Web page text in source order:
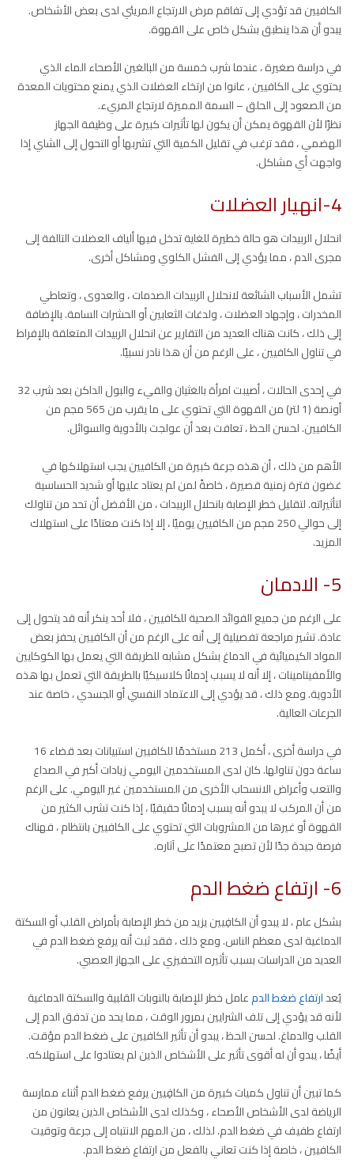
الكافيين قد تؤدي إلى تفاقم مرض الارتجاع المريئي لدى بعض الأشخاص.
يبدو أن هذا ينطبق بشكل خاص على القهوة.
في دراسة صغيرة ، عندما شرب خمسة من البالغين الأصحاء الماء الذي
يحتوي على الكافيين ، عانوا من ارتخاء العضلات الذي يمنع محتويات المعدة
من الصعود إلى الحلق – السمة المميزة لارتجاع المريء.
نظرًا لأن القهوة يمكن أن يكون لها تأثيرات كبيرة على وظيفة الجهاز
الهضمي ، فقد ترغب في تقليل الكمية التي تشربها أو التحول إلى الشاي إذا
واجهت أي مشاكل.
4-انهيار العضلات
انحلال الربيدات هو حالة خطيرة للغاية تدخل فيها ألياف العضلات التالفة إلى
مجرى الدم ، مما يؤدي إلى الفشل الكلوي ومشاكل أخرى.
تشمل الأسباب الشائعة لانحلال الربيدات الصدمات ، والعدوى ، وتعاطي
المخدرات ، وإجهاد العضلات ، ولدغات الثعابين أو الحشرات السامة. بالإضافة
إلى ذلك ، كانت هناك العديد من التقارير عن انحلال الربيدات المتعلقة بالإفراط
في تناول الكافيين ، على الرغم من أن هذا نادر نسبيًا.
في إحدى الحالات ، أصيبت امرأة بالغثيان والقيء والبول الداكن بعد شرب 32
أونصة (1 لتر) من القهوة التي تحتوي على ما يقرب من 565 مجم من
الكافيين. لحسن الحظ ، تعافت بعد أن عولجت بالأدوية والسوائل.
الأهم من ذلك ، أن هذه جرعة كبيرة من الكافيين يجب استهلاكها في
غضون فترة زمنية قصيرة ، خاصةً لمن لم يعتاد عليها أو شديد الحساسية
لتأثيراته. لتقليل خطر الإصابة بانحلال الربيدات ، من الأفضل أن تحد من تناولك
إلى حوالي 250 مجم من الكافيين يوميًا ، إلا إذا كنت معتادًا على استهلاك
المزيد.
5- الادمان
على الرغم من جميع الفوائد الصحية للكافيين ، فلا أحد ينكر أنه قد يتحول إلى
عادة. تشير مراجعة تفصيلية إلى أنه على الرغم من أن الكافيين يحفز بعض
المواد الكيميائية في الدماغ بشكل مشابه للطريقة التي يعمل بها الكوكايين
والأمفيتامينات ، إلا أنه لا يسبب إدمانًا كلاسيكيًا بالطريقة التي تعمل بها هذه
الأدوية. ومع ذلك ، قد يؤدي إلى الاعتماد النفسي أو الجسدي ، خاصة عند
الجرعات العالية.
في دراسة أخرى ، أكمل 213 مستخدمًا للكافيين استبيانات بعد قضاء 16
ساعة دون تناولها. كان لدى المستخدمين اليومي زيادات أكبر في الصداع
والتعب وأعراض الانسحاب الأخرى من المستخدمين غير اليومي. على الرغم
من أن المركب لا يبدو أنه يسبب إدمانًا حقيقيًا ، إذا كنت تشرب الكثير من
القهوة أو غيرها من المشروبات التي تحتوي على الكافيين بانتظام ، فهناك
فرصة جيدة جدًا لأن تصبح معتمدًا على آثاره.
6- ارتفاع ضغط الدم
بشكل عام ، لا يبدو أن الكافِيين يزيد من خطر الإصابة بأمراض القلب أو السكتة
الدماغية لدى معظم الناس. ومع ذلك ، فقد ثبت أنه يرفع ضغط الدم في
العديد من الدراسات بسبب تأثيره التحفيزي على الجهاز العصبي.
يُعدارتفاع ضغط الدمعامل خطر للإصابة بالنوبات القلبية والسكتة الدماغية
لأنه قد يؤدي إلى تلف الشرايين بمرور الوقت ، مما يحد من تدفق الدم إلى
القلب والدماغ. لحسن الحظ ، يبدو أن تأثير الكافيين على ضغط الدم مؤقت.
أيضًا ، يبدو أن له أقوى تأثير على الأشخاص الذين لم يعتادوا على استهلاكه.
كما تبين أن تناول كميات كبيرة من الكافِيين يرفع ضغط الدم أثناء ممارسة
الرياضة لدى الأشخاص الأصحاء ، وكذلك لدى الأشخاص الذين يعانون من
ارتفاع طفيف في ضغط الدم. لذلك ، من المهم الانتباه إلى جرعة وتوقيت
الكافيين ، خاصة إذا كنت تعاني بالفعل من ارتفاع ضغط الدم.